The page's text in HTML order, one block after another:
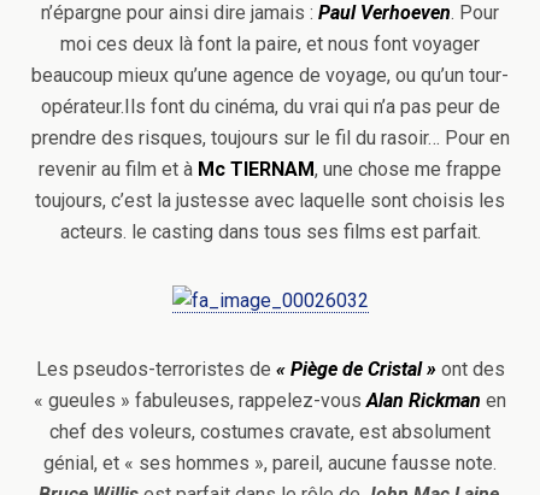
n’épargne pour ainsi dire jamais : Paul Verhoeven. Pour
moi ces deux là font la paire, et nous font voyager
beaucoup mieux qu’une agence de voyage, ou qu’un tour-
opérateur.Ils font du cinéma, du vrai qui n’a pas peur de
prendre des risques, toujours sur le fil du rasoir… Pour en
revenir au film et à Mc TIERNAM, une chose me frappe
toujours, c’est la justesse avec laquelle sont choisis les
acteurs. le casting dans tous ses films est parfait.
Les pseudos-terroristes de « Piège de Cristal »ont des
« gueules » fabuleuses, rappelez-vousAlan Rickman en
chef des voleurs, costumes cravate, est absolument
génial, et « ses hommes », pareil, aucune fausse note.